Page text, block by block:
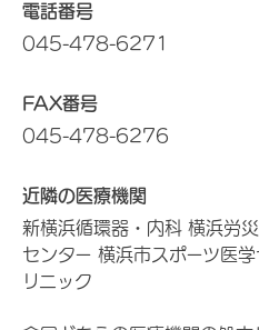
電話番号
045-478-6271
FAX番号
045-478-6276
近隣の医療機関
新横浜循環器・内科 横浜労
センター 横浜市スポーツ医
リニック